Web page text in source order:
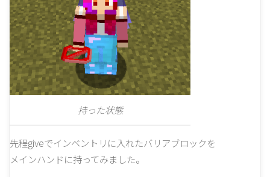
持った状態
先程giveでインベントリに入れたバリアブロックを
メインハンドに持ってみました。